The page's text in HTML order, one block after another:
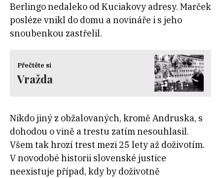
Berlingo nedaleko od Kuciakovy adresy. Marček
posléze vnikl do domu a novináře i s jeho
snoubenkou zastřelil.
Přečtěte si
Vražda
Nikdo jiný z obžalovaných, kromě Andruska, s
dohodou o vině a trestu zatím nesouhlasil.
Všem tak hrozí trest mezi 25 lety až doživotím.
V novodobé historii slovenské justice
neexistuje případ, kdy by doživotně